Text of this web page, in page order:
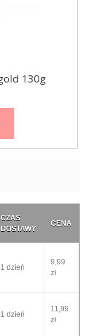
130g
CZAS
DOSTAWY
CENA
1 dzień
9,99
zł
1 dzień
11,99
zł